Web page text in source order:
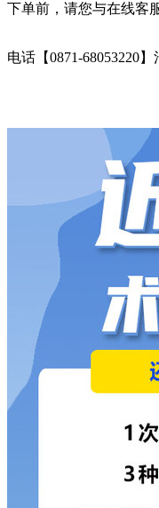
下单前，请您与在线客
电话【0871-68053220